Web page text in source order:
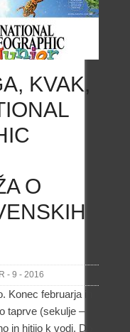
KVAK,
O
- 9 - 2016
Konec februarja in
taprve (sekulje –
in hitijo k vodi. Do